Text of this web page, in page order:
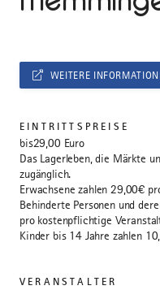
WEITERE
EINTRITTSPREISE
bis29,00 Euro
Das Lagerleben, die Märkte
zugänglich.
Erwachsene zahlen 29,00€
Behinderte Personen und
pro kostenpflichtige
Kinder bis 14 Jahre zahlen
VERANSTALTER